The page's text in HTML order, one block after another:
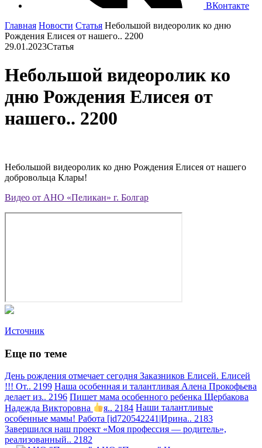
ВКонтакте
Главная Новости Cтатья Небольшой видеоролик ко дню
Рождения Елисея от нашего.. 2200
29.01.2023Cтатья
Небольшой видеоролик ко
дню Рождения Елисея от
нашего.. 2200
Небольшой видеоролик ко дню Рождения Елисея от нашего
добровольца Клары!
Видео от АНО «Пеликан» г. Болгар
Источник
Еще по теме
День рождения отмечает сегодня Заказников Елисей. Елисей
!!! От.. 2199 Наша особенная и талантливая Алена Прокофьева
делает из.. 2196 Пишет мама особенного ребенка Щербакова
Надежда Викторовна
я.. 2184 Наши талантливые
особенные мамы! Работа [id720542241|Ирина.. 2183
Завершился наш проект «Моя профессия — родитель»,
реализованный.. 2182